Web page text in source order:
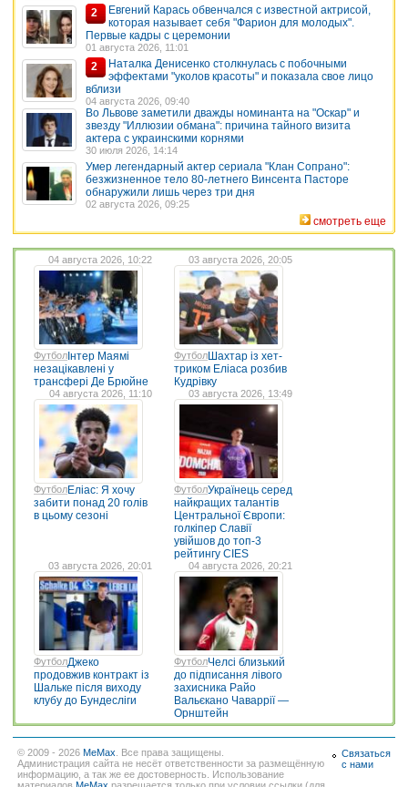
2
Евгений Карась обвенчался с известной актрисой,
которая называет себя "Фарион для молодых".
Первые кадры с церемонии
01 августа 2026, 11:01
2
Наталка Денисенко столкнулась с побочными
эффектами "уколов красоты" и показала свое лицо
вблизи
04 августа 2026, 09:40
Во Львове заметили дважды номинанта на "Оскар" и
звезду "Иллюзии обмана": причина тайного визита
актера с украинскими корнями
30 июля 2026, 14:14
Умер легендарный актер сериала "Клан Сопрано":
безжизненное тело 80-летнего Винсента Пасторе
обнаружили лишь через три дня
02 августа 2026, 09:25
смотреть еще
04 августа 2026, 10:22
ФутболІнтер Маямі
незацікавлені у
трансфері Де Брюйне
03 августа 2026, 20:05
ФутболШахтар із хет-
триком Еліаса розбив
Кудрівку
04 августа 2026, 11:10
ФутболЕліас: Я хочу
забити понад 20 голів
в цьому сезоні
03 августа 2026, 13:49
ФутболУкраїнець серед
найкращих талантів
Центральної Європи:
голкіпер Славії
увійшов до топ-3
рейтингу CIES
03 августа 2026, 20:01
ФутболДжеко
продовжив контракт із
Шальке після виходу
клубу до Бундесліги
04 августа 2026, 20:21
ФутболЧелсі близький
до підписання лівого
захисника Райо
Вальєкано Чаваррії —
Орнштейн
© 2009 - 2026 MeMax . Все права защищены.
Администрация сайта не несёт ответственности за размещённую
информацию, а так же ее достоверность. Использование
Связаться
с нами